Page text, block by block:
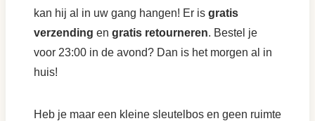
kan hij al in uw gang hangen! Er is gratis
verzending en gratis retourneren. Bestel je
voor 23:00 in de avond? Dan is het morgen al in
huis!
Heb je maar een kleine sleutelbos en geen ruimte